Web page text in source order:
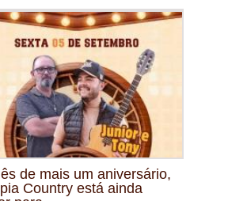
de mais um aniversário,
Country está ainda